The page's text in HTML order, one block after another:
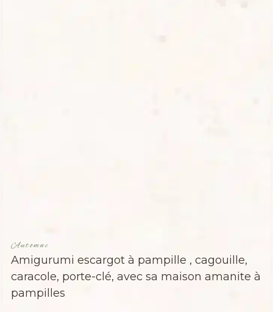
Automne
Amigurumi escargot à pampille , cagouille,
caracole, porte-clé, avec sa maison amanite à
pampilles